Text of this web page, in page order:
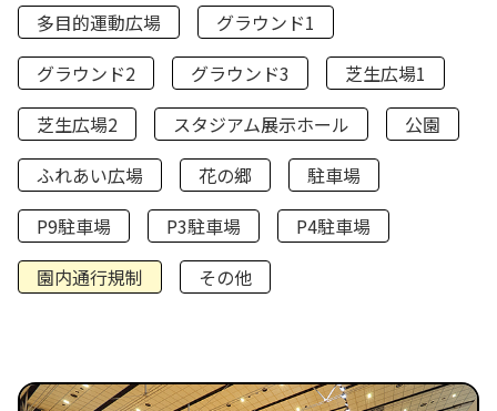
多目的運動広場
グラウンド1
グラウンド2
グラウンド3
芝生広場1
芝生広場2
スタジアム展示ホール
公園
ふれあい広場
花の郷
駐車場
P9駐車場
P3駐車場
P4駐車場
園内通行規制
その他